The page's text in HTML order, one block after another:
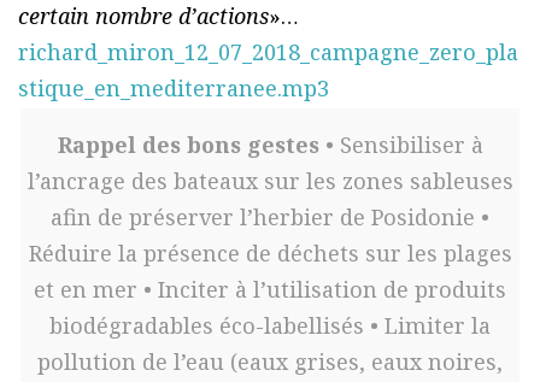
certain nombre d’actions»…
richard_miron_12_07_2018_campagne_zero_pla
stique_en_mediterranee.mp3
Rappel des bons gestes • Sensibiliser à
l’ancrage des bateaux sur les zones sableuses
afin de préserver l’herbier de Posidonie •
Réduire la présence de déchets sur les plages
et en mer • Inciter à l’utilisation de produits
biodégradables éco-labellisés • Limiter la
pollution de l’eau (eaux grises, eaux noires,